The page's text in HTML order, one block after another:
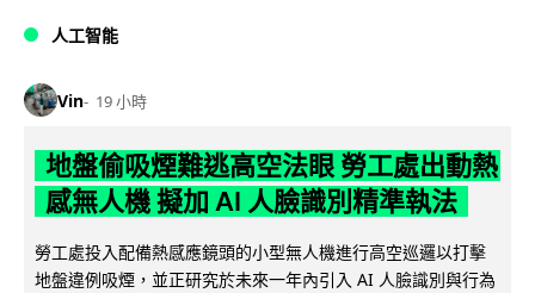
人工智能
Vin 19 小時
地盤偷吸煙難逃高空法眼 勞工處出動熱
感無人機 擬加 AI 人臉識別精準執法
勞工處投入配備熱感應鏡頭的小型無人機進行高空巡邏以打擊
地盤違例吸煙，並正研究於未來一年內引入 AI 人臉識別與行為